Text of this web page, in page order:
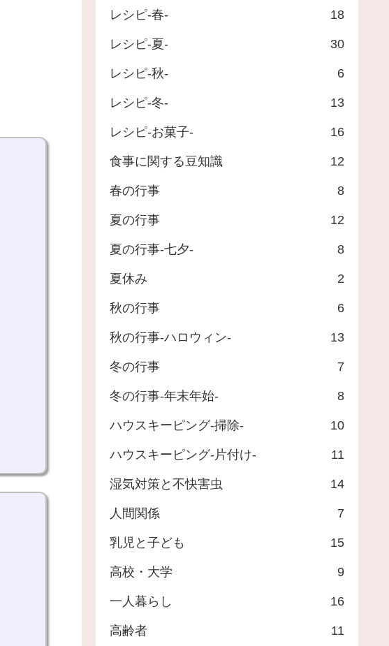
レシピ-春- 18
レシピ-夏- 30
レシピ-秋- 6
レシピ-冬- 13
レシピ-お菓子- 16
食事に関する豆知識 12
春の行事 8
夏の行事 12
夏の行事-七夕- 8
夏休み 2
秋の行事 6
秋の行事-ハロウィン- 13
冬の行事 7
冬の行事-年末年始- 8
ハウスキーピング-掃除- 10
ハウスキーピング-片付け- 11
湿気対策と不快害虫 14
人間関係 7
乳児と子ども 15
高校・大学 9
一人暮らし 16
高齢者 11